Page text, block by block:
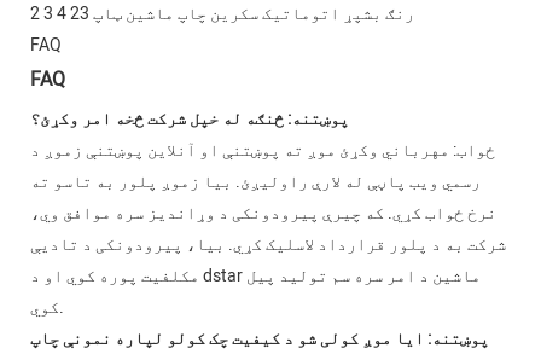
FAQ
FAQ
پوښتنه: څنګه له خپل شرکت څخه امر وکړئ؟
ځواب: مهرباني وکړئ موږ ته پوښتنې او آنلاین پوښتنې زموږ د
رسمي ویب پاڼې له لارې راولیږئ. بیا زموږ پلور به تاسو ته
نرخ ځواب کړي. که چیرې پیرودونکی د وړاندیز سره موافق وي،
شرکت به د پلور قرارداد لاسلیک کړي. بیا، پیرودونکی د تادیې
مکلفیت پوره کوي او د dstar ماشین د امر سره سم تولید پیل
کوي.
پوښتنه: ایا موږ کولی شو د کیفیت چک کولو لپاره نمونې چاپ